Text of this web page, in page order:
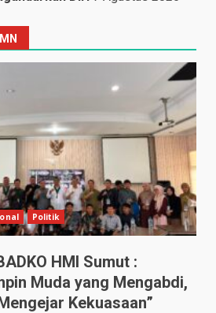
Politik
HMI Sumut :
Muda yang Mengabdi,
Kekuasaan”